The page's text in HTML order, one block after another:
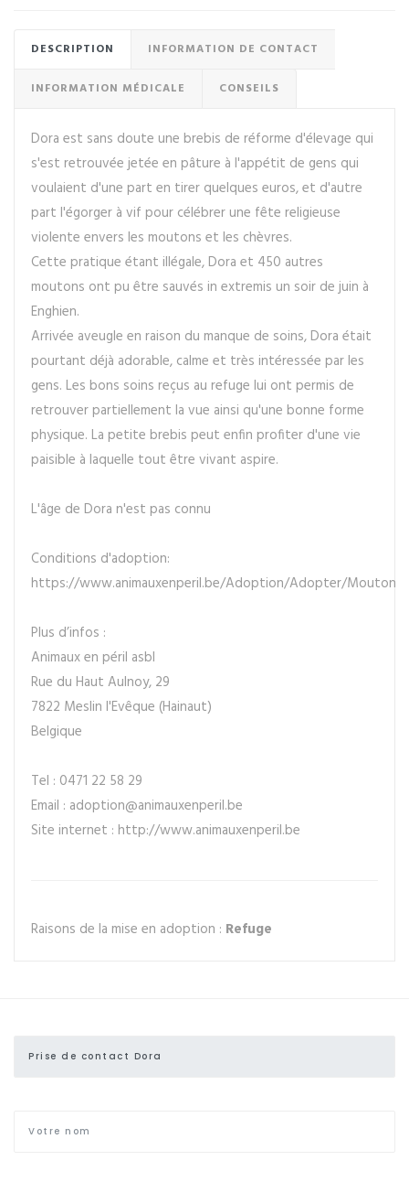
DESCRIPTION INFORMATION DE CONTACT
INFORMATION MÉDICALE CONSEILS
Dora est sans doute une brebis de réforme d'élevage qui
s'est retrouvée jetée en pâture à l'appétit de gens qui
voulaient d'une part en tirer quelques euros, et d'autre
part l'égorger à vif pour célébrer une fête religieuse
violente envers les moutons et les chèvres.
Cette pratique étant illégale, Dora et 450 autres
moutons ont pu être sauvés in extremis un soir de juin à
Enghien.
Arrivée aveugle en raison du manque de soins, Dora était
pourtant déjà adorable, calme et très intéressée par les
gens. Les bons soins reçus au refuge lui ont permis de
retrouver partiellement la vue ainsi qu'une bonne forme
physique. La petite brebis peut enfin profiter d'une vie
paisible à laquelle tout être vivant aspire.
L'âge de Dora n'est pas connu
Conditions d'adoption:
https://www.animauxenperil.be/Adoption/Adopter/Mouton
Plus d’infos :
Animaux en péril asbl
Rue du Haut Aulnoy, 29
7822 Meslin l'Evêque (Hainaut)
Belgique
Tel : 0471 22 58 29
Email : adoption@animauxenperil.be
Site internet : http://www.animauxenperil.be
Raisons de la mise en adoption : Refuge